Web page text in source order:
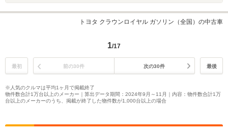
トヨタ クラウンロイヤル ガソリン（全国）の中古車
1/17
最初 前の30件 次の30件 最後
※人気のクルマは平均1ヶ月で掲載終了
物件数合計1万台以上のメーカー｜算出データ期間：2024年9月～11月｜内容：物件数合計1万
台以上のメーカーのうち、掲載が終了した物件数が1,000台以上の場合